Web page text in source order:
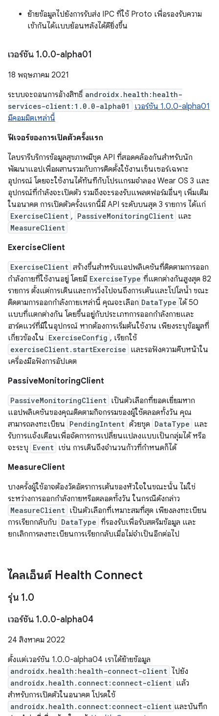
ย้ายข้อมูลไปยังการรับส่ง IPC ที่ใช้ Proto เพื่อรองรับความ
เข้ากันได้แบบย้อนหลังได้ดียิ่งขึ้น
เวอร์ชัน 1.0.0-alpha01
18 พฤษภาคม 2021
ระบบจะถอนการอ้างสิทธิ์ androidx.health:health-
services-client:1.0.0-alpha01
เวอร์ชัน 1.0.0-alpha01
มีคอมมิตเหล่านี้
ฟีเจอร์ของการเปิดตัวครั้งแรก
ไลบรารีบริการข้อมูลสุขภาพมีชุด API ที่สอดคล้องกันสำหรับนัก
พัฒนาแอปเพื่อผสานรวมกับการติดตั้งใช้งานเซ็นเซอร์เฉพาะ
อุปกรณ์ โดยจะใช้งานได้ทันทีกับโปรแกรมจำลอง Wear OS 3 และ
อุปกรณ์ที่กำลังจะเปิดตัว รวมถึงจะรองรับแพลตฟอร์มอื่นๆ เพิ่มเติม
ในอนาคต การเปิดตัวครั้งแรกนี้มี API ระดับบนสุด 3 รายการ ได้แก่
ExerciseClient , PassiveMonitoringClient และ
MeasureClient
ExerciseClient
ExerciseClient สร้างขึ้นสำหรับแอปพลิเคชันที่ติดตามการออก
กำลังกายที่ใช้งานอยู่ โดยมี ExerciseType ที่แตกต่างกันสูงสุด 82
รายการ ตั้งแต่การเดินและการวิ่งไปจนถึงการเต้นและโปโลน้ำ ขณะ
ติดตามการออกกำลังกายเหล่านี้ คุณจะเลือก DataType ได้ 50
แบบที่แตกต่างกัน โดยขึ้นอยู่กับประเภทการออกกำลังกายและ
ฮาร์ดแวร์ที่มีในอุปกรณ์ หากต้องการเริ่มต้นใช้งาน เพียงระบุข้อมูลที่
เกี่ยวข้องใน ExerciseConfig , เรียกใช้
exerciseClient.startExercise และรอฟังความคืบหน้าใน
เครื่องมือฟังการอัปเดต
PassiveMonitoringClient
PassiveMonitoringClient เป็นตัวเลือกที่ยอดเยี่ยมหาก
แอปพลิเคชันของคุณติดตามกิจกรรมของผู้ใช้ตลอดทั้งวัน คุณ
สามารถลงทะเบียน PendingIntent ด้วยชุด DataType และ
รับการแจ้งเตือนเพื่อจัดการการเปลี่ยนแปลงแบบเป็นกลุ่มได้ หรือ
จะระบุ Event เช่น การเดินถึงจำนวนก้าวที่กำหนดก็ได้
MeasureClient
บางครั้งผู้ใช้อาจต้องวัดอัตราการเต้นของหัวใจในขณะนั้น ไม่ใช่
ระหว่างการออกกำลังกายหรือตลอดทั้งวัน ในกรณีดังกล่าว
MeasureClient เป็นตัวเลือกที่เหมาะสมที่สุด เพียงลงทะเบียน
การเรียกกลับกับ DataType ที่รองรับเพื่อรับสตรีมข้อมูล และ
ยกเลิกการลงทะเบียนการเรียกกลับเมื่อไม่จำเป็นอีกต่อไป
ไคลเอ็นต์ Health Connect
รุ่น 1.0
เวอร์ชัน 1.0.0-alpha04
24 สิงหาคม 2022
ตั้งแต่เวอร์ชัน 1.0.0-alpha04 เราได้ย้ายข้อมูล
androidx.health:health-connect-client ไปยัง
androidx.health.connect:connect-client แล้ว
สำหรับการเปิดตัวในอนาคต โปรดใช้
androidx.health.connect:connect-client และบันทึก